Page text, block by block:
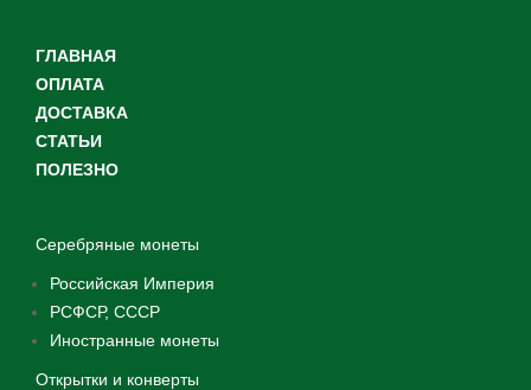
ГЛАВНАЯ
ОПЛАТА
ДОСТАВКА
СТАТЬИ
ПОЛЕЗНО
Серебряные монеты
Российская Империя
РСФСР, СССР
Иностранные монеты
Открытки и конверты